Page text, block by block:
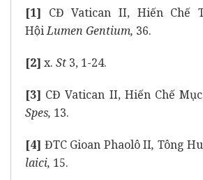
[1] CĐ Vatican II, Hiến Chế
HộiLumen Gentium, 36.
[2] x. St 3, 1-24.
[3] CĐ Vatican II, Hiến Chế
Spes, 13.
[4] ĐTC Gioan Phaolô II, Tông
laici, 15.